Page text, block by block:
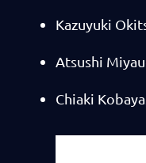
Kazuyuki
Atsushi
Chiaki